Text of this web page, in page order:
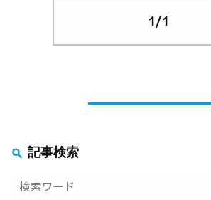
1/1
記事検索